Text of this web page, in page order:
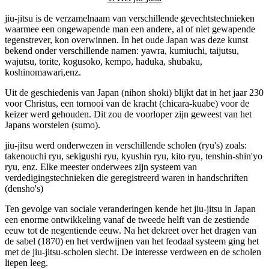
jiu-jitsu is de verzamelnaam van verschillende gevechtstechnieken
waarmee een ongewapende man een andere, al of niet gewapende
tegenstrever, kon overwinnen. In het oude Japan was deze kunst
bekend onder verschillende namen: yawra, kumiuchi, taijutsu,
wajutsu, torite, kogusoko, kempo, haduka, shubaku,
koshinomawari,enz.
Uit de geschiedenis van Japan (nihon shoki) blijkt dat in het jaar 230
voor Christus, een tornooi van de kracht (chicara-kuabe) voor de
keizer werd gehouden. Dit zou de voorloper zijn geweest van het
Japans worstelen (sumo).
jiu-jitsu werd onderwezen in verschillende scholen (ryu's) zoals:
takenouchi ryu, sekigushi ryu, kyushin ryu, kito ryu, tenshin-shin'yo
ryu, enz. Elke meester onderwees zijn systeem van
verdedigingstechnieken die geregistreerd waren in handschriften
(densho's)
Ten gevolge van sociale veranderingen kende het jiu-jitsu in Japan
een enorme ontwikkeling vanaf de tweede helft van de zestiende
eeuw tot de negentiende eeuw. Na het dekreet over het dragen van
de sabel (1870) en het verdwijnen van het feodaal systeem ging het
met de jiu-jitsu-scholen slecht. De interesse verdween en de scholen
liepen leeg.